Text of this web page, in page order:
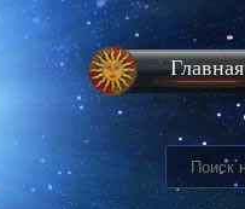
Главная